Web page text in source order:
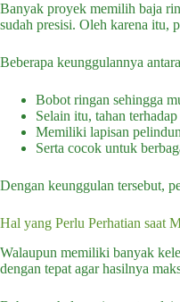
Banyak proyek memilih baja
sudah presisi. Oleh karena itu,
Beberapa keunggulannya
Bobot ringan sehingga
Selain itu, tahan
Memiliki lapisan
Serta cocok untuk
Dengan keunggulan tersebut,
Hal yang Perlu Perhatian saat
Walaupun memiliki banyak
dengan tepat agar hasilnya